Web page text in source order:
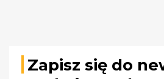
Zapisz się do